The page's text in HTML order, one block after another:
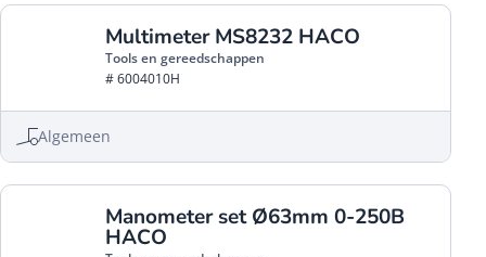
Multimeter MS8232 HACO
Tools en gereedschappen
# 6004010H
Algemeen
Manometer set Ø63mm 0-250B
HACO